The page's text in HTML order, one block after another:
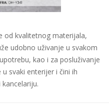
od kvalitetnog materijala,
udobno uživanje u svakom
kao i za posluživanje
svaki enterijer i čini ih